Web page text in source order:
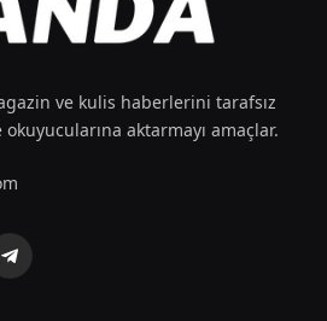
ve kulis haberlerini tarafsız
aktarmayı amaçlar.
Telegram